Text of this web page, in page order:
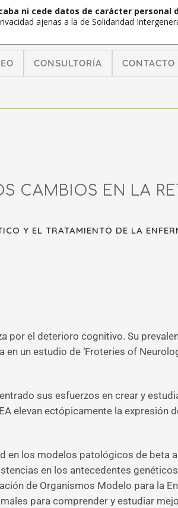
CONSULTORÍA CONTACTO
CAMBIOS EN LA
Y EL TRATAMIENTO DE LA
por el deterioro cognitivo. Su
en un estudio de ‘Froteries of
sus esfuerzos en crear y
elevan ectópicamente la expresión
los modelos patológicos de beta
en los antecedentes
de Organismos Modelo para la
para comprender y estudiar
ni cede datos de carácter personal
ajenas a la de Solidaridad